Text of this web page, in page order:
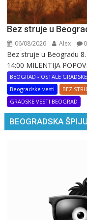
Bez struje u
06/08/2026 Alex 0
Bez struje u Beogradu
14:00 MILENTIJA
BEOGRAD - OSTALE
Beogradske vesti
BEZ
GRADSKE VESTI BEOGRAD
BEOGRADSKA